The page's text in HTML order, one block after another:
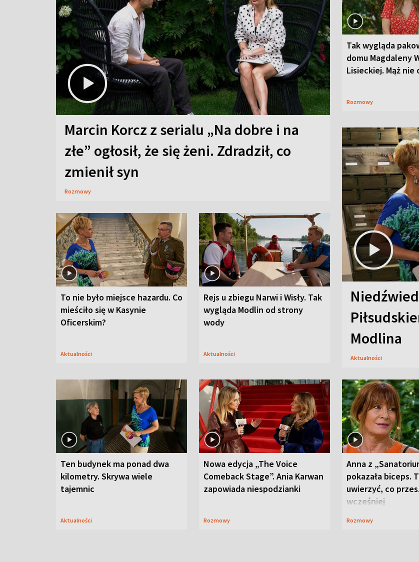
Marcin Korcz z serialu „Na dobre i na
złe” ogłosił, że się żeni. Zdradził, co
zmienił syn
Rozmowy
Tak wygląda
domu Magdaleny
Lisieckiej. Mąż nie
Rozmowy
To nie było miejsce hazardu. Co
mieściło się w Kasynie
Oficerskim?
Aktualności
Rejs u zbiegu Narwi i Wisły. Tak
wygląda Modlin od strony
wody
Aktualności
Modlina
Aktualności
Ten budynek ma ponad dwa
kilometry. Skrywa wiele
tajemnic
Aktualności
Nowa edycja „The Voice
Comeback Stage”. Ania Karwan
zapowiada niespodzianki
Rozmowy
Anna z
pokazała biceps.
uwierzyć, co
wcześniej
Rozmowy